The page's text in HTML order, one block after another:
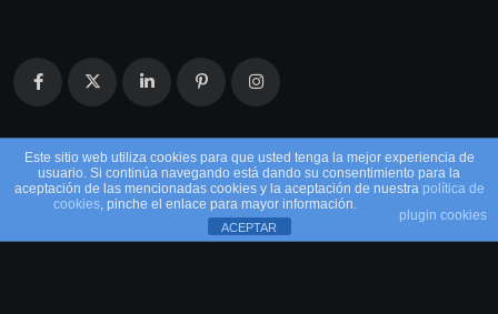
© 2026 EntreMandos. Todos los derechos
Este sitio web utiliza cookies para que usted tenga la mejor experiencia de
usuario. Si continúa navegando está dando su consentimiento para la
aceptación de las mencionadas cookies y la aceptación de nuestra política de
cookies, pinche el enlace para mayor información.
plugin cookies
ACEPTAR